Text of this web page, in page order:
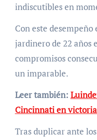
indiscutibles en
Con este
jardinero de 22 años
compromisos
un imparable.
Leer también:
Cincinnati en victoria
Tras duplicar ante